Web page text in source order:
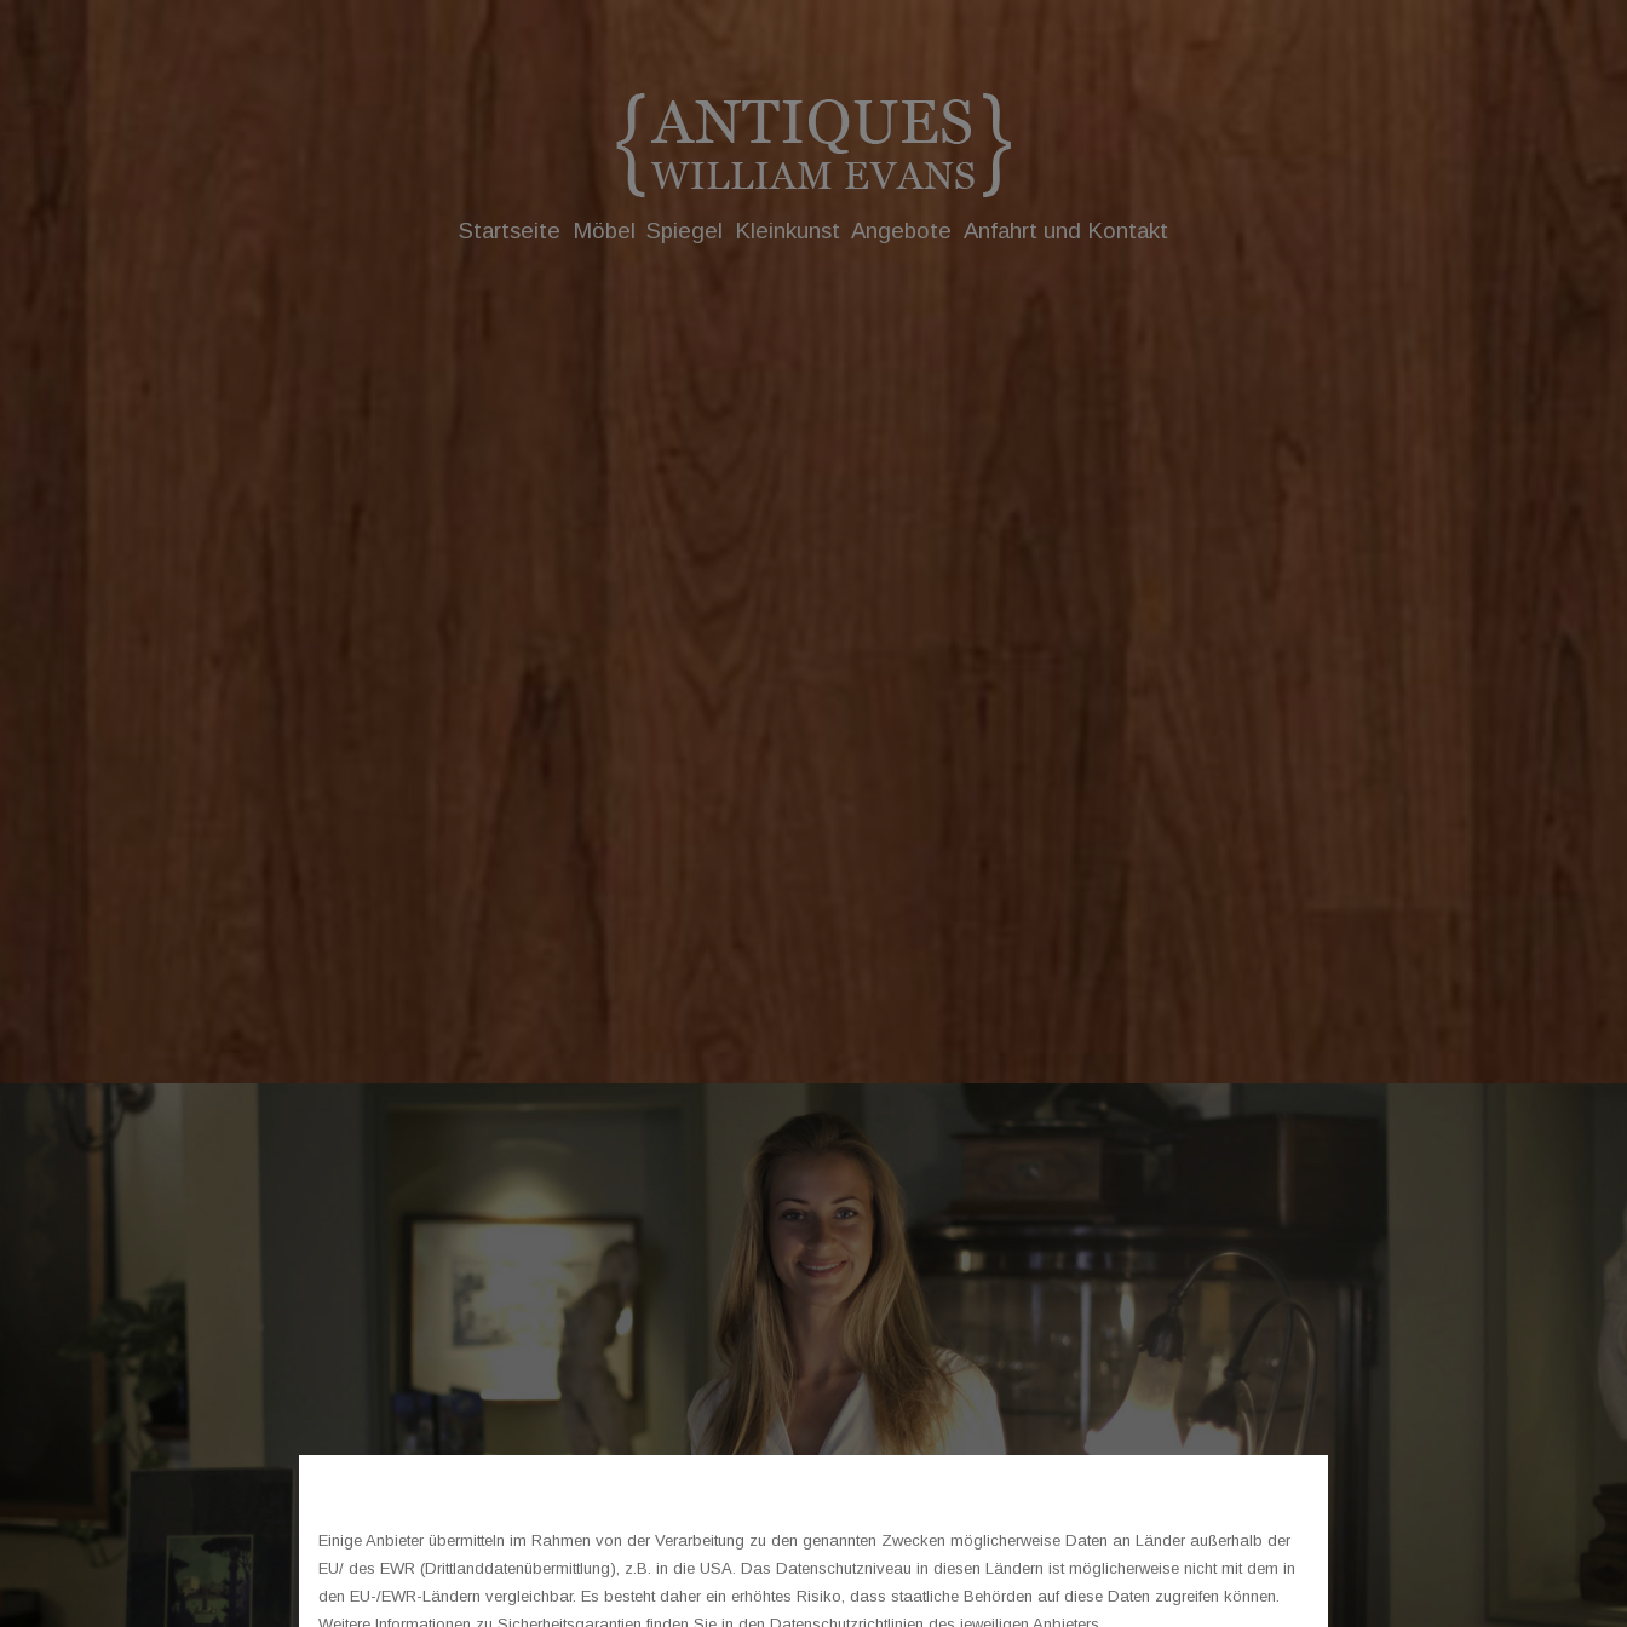
Startseite Möbel Spiegel Kleinkunst Angebote Anfahrt und Kontakt
Einige Anbieter übermitteln im Rahmen von der Verarbeitung zu den genannten Zwecken möglicherweise Daten an Länder außerhalb der
EU/ des EWR (Drittlanddatenübermittlung), z.B. in die USA. Das Datenschutzniveau in diesen Ländern ist möglicherweise nicht mit dem in
den EU-/EWR-Ländern vergleichbar. Es besteht daher ein erhöhtes Risiko, dass staatliche Behörden auf diese Daten zugreifen können.
Weitere Informationen zu Sicherheitsgarantien finden Sie in den Datenschutzrichtlinien des jeweiligen Anbieters.